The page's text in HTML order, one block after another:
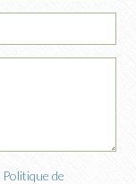
Politique de